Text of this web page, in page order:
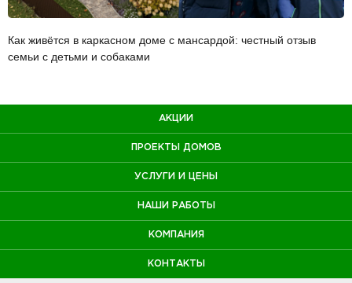
Как живётся в каркасном доме с мансардой: честный отзыв
семьи с детьми и собаками
АКЦИИ
ПРОЕКТЫ ДОМОВ
УСЛУГИ И ЦЕНЫ
НАШИ РАБОТЫ
КОМПАНИЯ
КОНТАКТЫ